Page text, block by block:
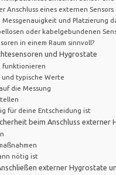
Anschluss eines externen Sensors
und Platzierung
oder kabelgebundenen
in einem Raum sinnvoll?
und Hygrostate
funktionieren
typische Werte
die Messung
für deine Entscheidung ist
beim Anschluss externer
nötig ist
externer Hygrostate